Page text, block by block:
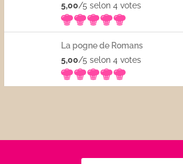
5,00/5 selon 4votes
La pogne de Romans
5,00/5 selon 4votes